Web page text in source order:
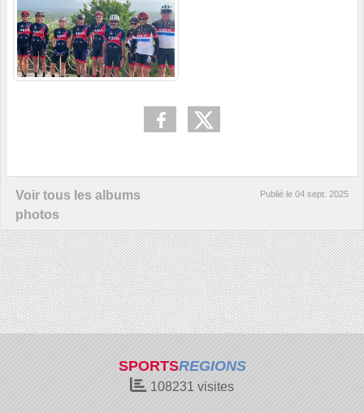
Voir tous les albums
photos
Publié le 04 sept. 2025
SPORTSREGIONS
108231 visites